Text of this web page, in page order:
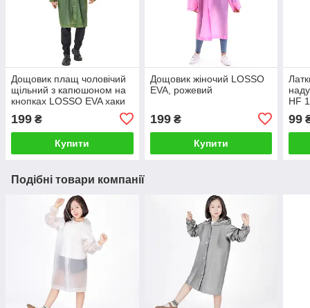
Дощовик плащ чоловічий
щільний з капюшоном на
кнопках LOSSO EVA хаки
199 ₴
Купити
Дощовик жіночий LOSSO
EVA, рожевий
199₴
Купити
HF
99
Подібні товари компанії